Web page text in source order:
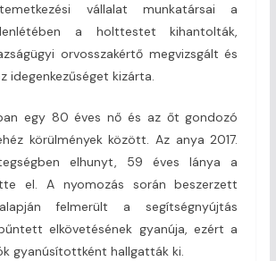
vállalat munkatársai a
a holttestet kihantolták,
orvosszakértő megvizsgált és
idegenkezűséget kizárta.
egy 80 éves nő és az őt gondozó
körülmények között. Az anya 2017.
elhunyt, 59 éves lánya a
el. A nyomozás során beszerzett
felmerült a segítségnyújtás
elkövetésének gyanúja, ezért a
gyanúsítottként hallgatták ki.